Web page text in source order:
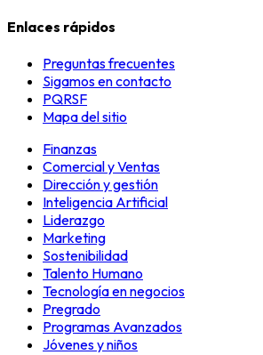
Enlaces rápidos
Preguntas frecuentes
Sigamos en contacto
PQRSF
Mapa del sitio
Finanzas
Comercial y Ventas
Dirección y gestión
Inteligencia Artificial
Liderazgo
Marketing
Sostenibilidad
Talento Humano
Tecnología en negocios
Pregrado
Programas Avanzados
Jóvenes y niños